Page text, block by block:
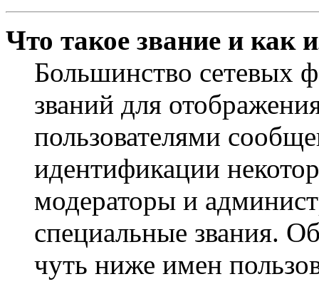
Что такое звание и как
Большинство сетевых
званий для
пользователями
идентификации
модераторы и
специальные звания.
чуть ниже имен